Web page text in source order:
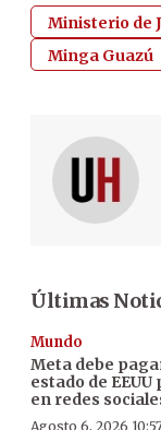
Ministerio de
Minga Guazú
Últimas
Mundo
Meta debe
estado de
en redes
Agosto 6, 2026